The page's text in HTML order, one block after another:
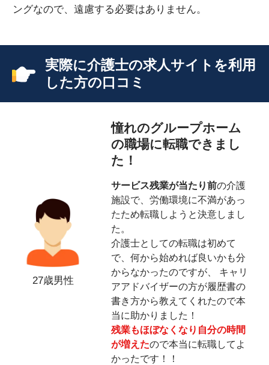
ングなので、遠慮する必要はありません。
実際に介護士の求人サイトを利用
した方の口コミ
27歳男性
憧れのグループホーム
の職場に転職できまし
た！
サービス残業が当たり前の介護
施設で、労働環境に不満があっ
たため転職しようと決意しまし
た。
介護士としての転職は初めて
で、何から始めれば良いかも分
からなかったのですが、 キャリ
アアドバイザーの方が履歴書の
書き方から教えてくれたので本
当に助かりました！
残業もほぼなくなり自分の時間
が増えたので本当に転職してよ
かったです！！